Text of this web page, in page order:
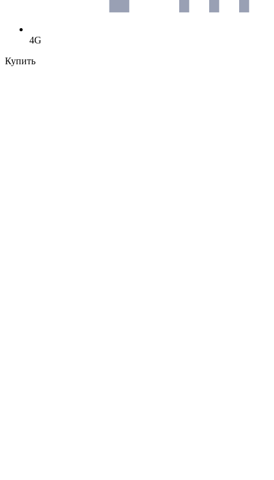
4G
Купить